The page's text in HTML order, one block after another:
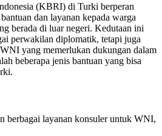
(KBRI) di Turki berperan
dan layanan kepada warga
berada di luar negeri. Kedutaan ini
perwakilan diplomatik, tetapi juga
yang memerlukan dukungan dalam
beberapa jenis bantuan yang bisa
berbagai layanan konsuler untuk WNI,